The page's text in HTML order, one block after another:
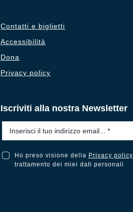
Contatti e biglietti
Accessibilità
Dona
Privacy policy
Iscriviti alla nostra Newsletter
Ho preso visione della Privacy policy
trattamento dei miei dati personali